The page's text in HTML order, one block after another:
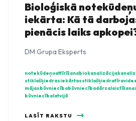
Bioloģiskā
iekārta: Kā tā
pienācis laiks
DM Grupa Eksperts
notekūdeņuattīrīšanabiokanalizācija
stiklašķiedrasiekārtasstiklašķiedratīravide
mājasbūvniecībabūvniecībadārzalaistīšana
būvniecībalatvijā
LASĪT RAKSTU